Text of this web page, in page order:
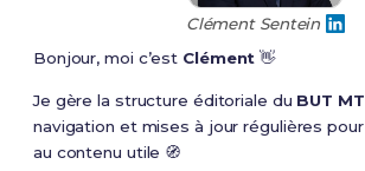
Clément Sentein
Bonjour, moi c’est Clément 👋
Je gère la structure éditoriale du BUT
navigation et mises à jour régulières
au contenu utile 🧭